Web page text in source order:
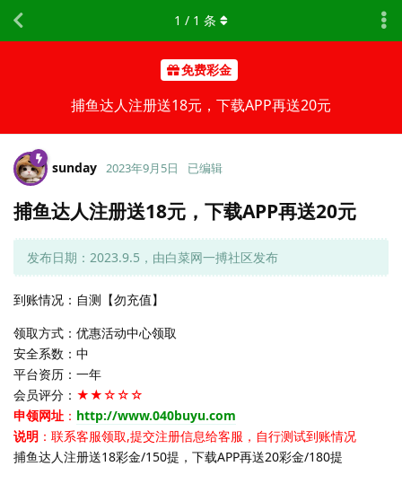
免费彩金
捕鱼达人注册送18元，下载APP再送20元
1 / 1 条
sunday 2023年9月5日 已编辑
捕鱼达人注册送18元，下载APP再送20元
发布日期：2023.9.5，由白菜网一搏社区发布
到账情况：自测【勿充值】
领取方式：优惠活动中心领取
安全系数：中
平台资历：一年
会员评分： ★★☆☆☆
申领网址 ： http://www.040buyu.com
说明 ：联系客服领取,提交注册信息给客服，自行测试到账情况
捕鱼达人注册送18彩金/150提，下载APP再送20彩金/180提